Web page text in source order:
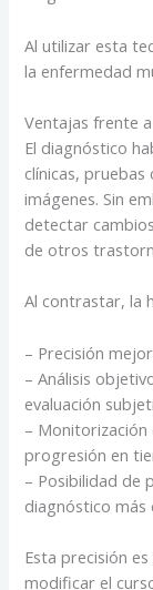
Al utilizar esta
la enfermedad
Ventajas frente
El diagnóstico
clínicas, pruebas
imágenes. Sin
detectar
de otros
Al contrastar, la
– Precisión
– Análisis
evaluación
–
progresión en
– Posibilidad de
diagnóstico más
Esta precisión
modificar el